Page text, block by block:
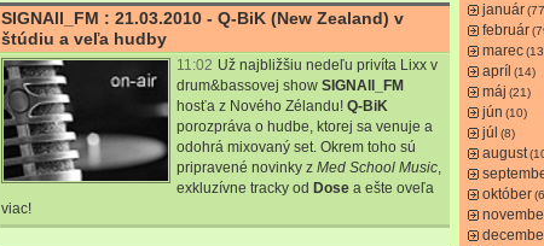
SIGNAll_FM : 21.03.2010 - Q-BiK (New Zealand) v
štúdiu a veľa hudby
11:02 Už najbližšiu nedeľu privíta Lixx v
drum&bassovej show SIGNAll_FM
hosťa z Nového Zélandu! Q-BiK
porozpráva o hudbe, ktorej sa venuje a
odohrá mixovaný set. Okrem toho sú
pripravené novinky z Med School Music,
exkluzívne tracky od Dose a ešte oveľa
viac!
január
február
marec
apríl (14)
máj (21)
jún (10)
júl (8)
august
október